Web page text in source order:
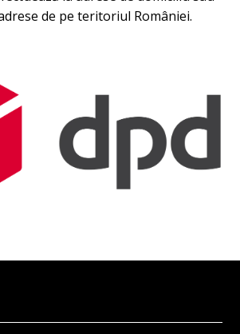
de pe teritoriul României.